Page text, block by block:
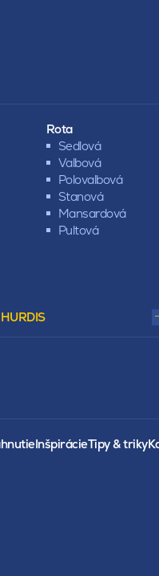
Rota
Sedlová
Valbová
Polovalbová
Stanová
Mansardová
Pultová
InšpirácieTipy & triky